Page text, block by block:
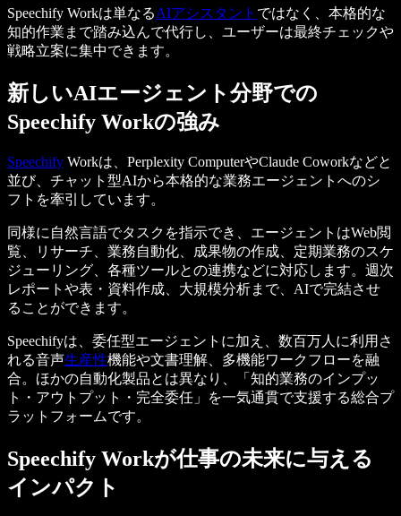
Speechify Workは単なるAIアシスタント ではなく、本格的な
知的作業まで踏み込んで代行し、ユーザーは最終チェックや
戦略立案に集中できます。
新しいAIエージェント分野での
Speechify Workの強み
Speechify Workは、Perplexity ComputerやClaude Coworkなどと
並び、チャット型AIから本格的な業務エージェントへのシ
フトを牽引しています。
同様に自然言語でタスクを指示でき、エージェントはWeb閲
覧、リサーチ、業務自動化、成果物の作成、定期業務のスケ
ジューリング、各種ツールとの連携などに対応します。週次
レポートや表・資料作成、大規模分析まで、AIで完結させ
ることができます。
Speechifyは、委任型エージェントに加え、数百万人に利用さ
れる音声生産性機能や文書理解、多機能ワークフローを融
合。ほかの自動化製品とは異なり、「知的業務のインプッ
ト・アウトプット・完全委任」を一気通貫で支援する総合プ
ラットフォームです。
Speechify Workが仕事の未来に与える
インパクト